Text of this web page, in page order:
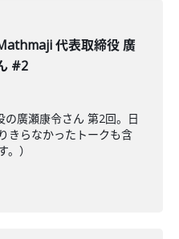
代表取締役 廣
#2
廣瀬康令さん 第2回。日
きらなかったトークも含
）